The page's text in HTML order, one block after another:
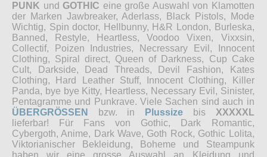
PUNK und GOTHIC eine große Auswahl von Klamotten
der Marken Jawbreaker, Aderlass, Black Pistols, Mode
Wichtig, Spin doctor, Hellbunny, H&R London, Burleska,
Banned, Restyle, Heartless, Voodoo Vixen, Vixxsin,
Collectif, Poizen Industries, Necressary Evil, Innocent
Clothing, Spiral direct, Queen of Darkness, Cup Cake
Cult, Darkside, Dead Threads, Devil Fashion, Kates
Clothing, Hard Leather Stuff, Innocent Clothing, Killer
Panda, bye bye Kitty, Heartless, Necessary Evil, Sinister,
Pentagramme und Punkrave. Viele Sachen sind auch in
ÜBERGRÖSSEN
bzw. in Plussize bis XXXXXL
lieferbar! Für Fans von Gothic, Dark Romantic,
Cybergoth, Anime, Dark Wave, Goth Rock, Gothic Lolita,
Viktorianischer Bekleidung, Boheme und Steampunk